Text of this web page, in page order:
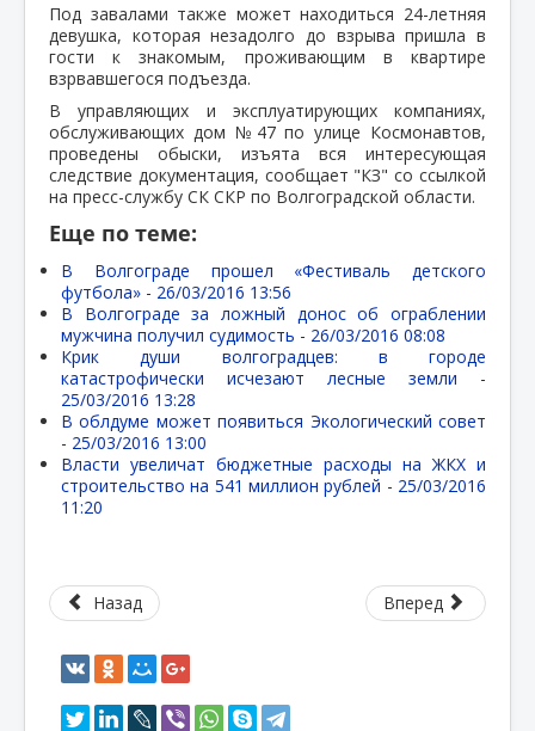
Под завалами также может находиться 24-летняя
девушка, которая незадолго до взрыва пришла в
гости к знакомым, проживающим в квартире
взрвавшегося подъезда.
В управляющих и эксплуатирующих компаниях,
обслуживающих дом №47 по улице Космонавтов,
проведены обыски, изъята вся интересующая
следствие документация, сообщает "КЗ" со ссылкой
на пресс-службу СК СКР по Волгоградской области.
Еще по теме:
В Волгограде прошел «Фестиваль детского
футбола» - 26/03/2016 13:56
В Волгограде за ложный донос об ограблении
мужчина получил судимость - 26/03/2016 08:08
Крик души волгоградцев: в городе
катастрофически исчезают лесные земли -
25/03/2016 13:28
В облдуме может появиться Экологический совет
- 25/03/2016 13:00
Власти увеличат бюджетные расходы на ЖКХ и
строительство на 541 миллион рублей - 25/03/2016
11:20
Назад Вперед